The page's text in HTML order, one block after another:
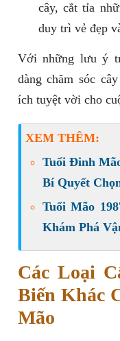
cây, cắt tỉa
duy trì vẻ đẹp
Với những lưu ý
dàng chăm sóc
ích tuyệt vời cho
XEM THÊM:
Tuổi Đinh
Bí Quyết
Tuổi Mão
Khám Phá
Các Loại
Biến Khác
Mão